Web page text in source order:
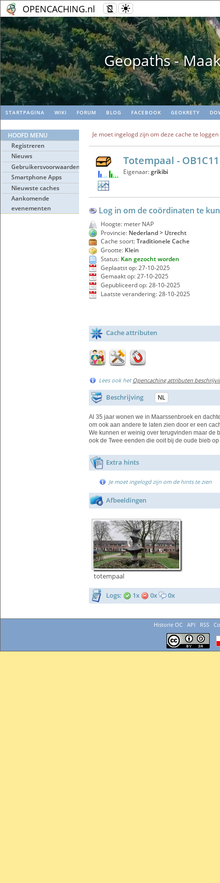
OPENCACHING.nl
Geopaths -
STARTPAGINA WIKI FORUM BLOG FACEBOOK GEOKRETY
HOOFD MENU
Registreren
Nieuws
Gebruikersvoorwaarden
Smartphone Apps
Nieuwste caches
Aankomende
evenementen
Je moet ingelogd zijn om deze cache te
Totempaal - OB1C11
Eigenaar:grikibi
Log in om de coördinaten te
Hoogte: meter NAP
Provincie: Nederland > Utrecht
Cache soort:Traditionele Cache
Grootte: Klein
Status: Kan gezocht worden
Geplaatst op: 27-10-2025
Gemaakt op: 27-10-2025
Gepubliceerd op: 28-10-2025
Laatste verandering: 28-10-2025
Cache attributen
Lees ook het Opencaching attributen
Beschrijving NL
Al 35 jaar wonen we in Maarssenbroek en
om ook aan andere te laten zien door er een
We kunnen er weinig over terugvinden maar de
ook de Twee eenden die ooit bij de oude bieb
Extra hints
Je moet ingelogd zijn om de hints te zien
Afbeeldingen
totempaal
Logs: 1x 0x 0x
Historie OC API RSS